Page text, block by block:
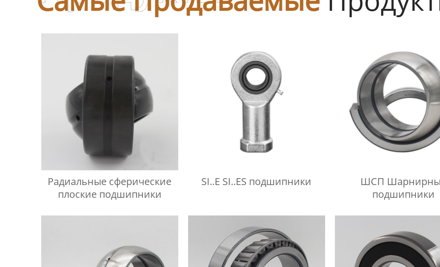
Радиальные сферические
плоские подшипники
SI..E SI..ES подшипники
ШСП
подшипники